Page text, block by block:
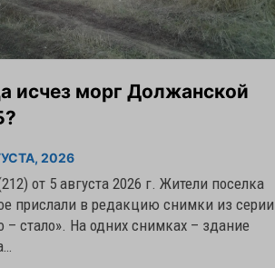
исчез морг Должанской
2026
от 5 августа 2026 г. Жители поселка
прислали в редакцию снимки из серии
– стало». На одних снимках – здание